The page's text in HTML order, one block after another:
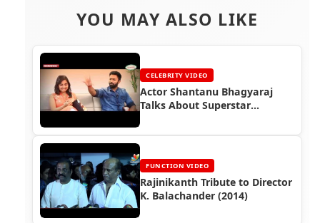
YOU MAY ALSO LIKE
CELEBRITY VIDEO
Actor Shantanu Bhagyaraj
Talks About Superstar
FUNCTION VIDEO
Rajinikanth Tribute to Director
K. Balachander (2014)